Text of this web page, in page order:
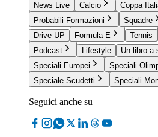
News Live
Calcio Coppa
Probabili Formazioni
Squadre
Drive UP
Formula E Tennis
Podcast
Lifestyle
Un libro a
Speciali Europei
Speciali
Speciale Scudetti
Speciali
Seguici anche su